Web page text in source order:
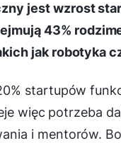
jest wzrost
43%
jak robotyka
startupów
więc potrzeba
i mentorów.